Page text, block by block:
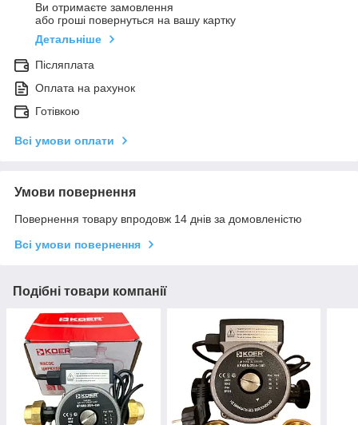
Ви отримаєте замовлення
або гроші повернуться на вашу картку
Детальніше
Післяплата
Оплата на рахунок
Готівкою
Всі умови оплати
Умови повернення
Повернення товару впродовж 14 днів за домовленістю
Всі умови повернення
Подібні товари компанії